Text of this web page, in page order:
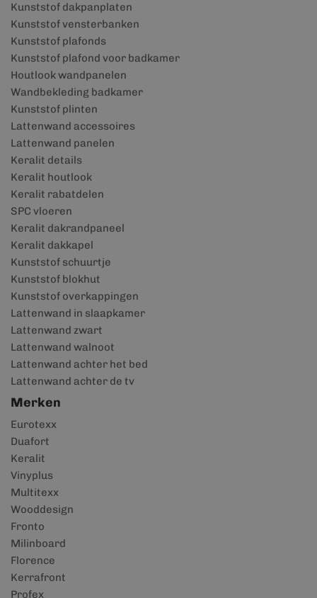
Kunststof dakpanplaten
Kunststof vensterbanken
Kunststof plafonds
Kunststof plafond voor badkamer
Houtlook wandpanelen
Wandbekleding badkamer
Kunststof plinten
Lattenwand accessoires
Lattenwand panelen
Keralit details
Keralit houtlook
Keralit rabatdelen
SPC vloeren
Keralit dakrandpaneel
Keralit dakkapel
Kunststof schuurtje
Kunststof blokhut
Kunststof overkappingen
Lattenwand in slaapkamer
Lattenwand zwart
Lattenwand walnoot
Lattenwand achter het bed
Lattenwand achter de tv
Merken
Eurotexx
Duafort
Keralit
Vinyplus
Multitexx
Wooddesign
Fronto
Milinboard
Florence
Kerrafront
Profex